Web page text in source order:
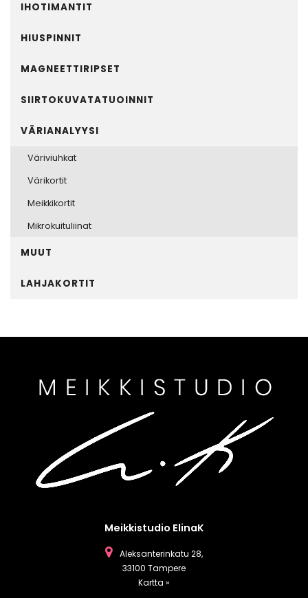
IHOTIMANTIT
HIUSPINNIT
MAGNEETTIRIPSET
SIIRTOKUVATATUOINNIT
VÄRIANALYYSI
Väriviuhkat
Värikortit
Meikkikortit
Mikrokuituliinat
MUUT
LAHJAKORTIT
Meikkistudio ElinaK
Aleksanterinkatu 28,
33100 Tampere
Kartta »